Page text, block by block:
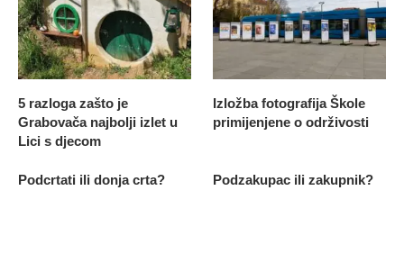
5 razloga zašto je
Grabovača najbolji izlet u
Lici s djecom
Izložba fotografija Škole
primijenjene o održivosti
Podcrtati ili donja crta? Podzakupac ili zakupnik?